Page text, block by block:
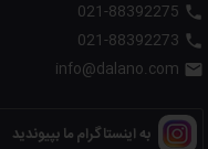



به اینستاگرام ما بپیوندید